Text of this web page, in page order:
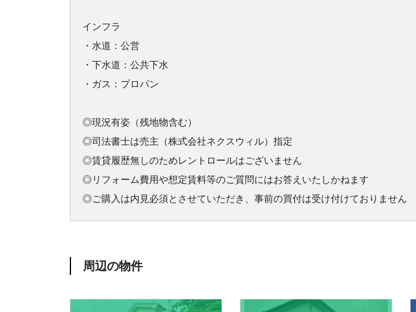
インフラ
・水道：公営
・下水道：公共下水
・ガス：プロパン
◎現況有姿（残地物含む）
◎司法書士は売主（株式会社ネクスウィル）指定
◎賃貸履歴無しのためレントロールはございません
◎リフォーム費用や想定賃料等のご質問にはお答えいたしかねます
◎ご購入は内見必須とさせていただき、事前の買付は受け付けておりません
周辺の物件